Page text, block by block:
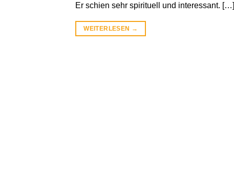
Er schien sehr spirituell und interessant. […]
WEITERLESEN →